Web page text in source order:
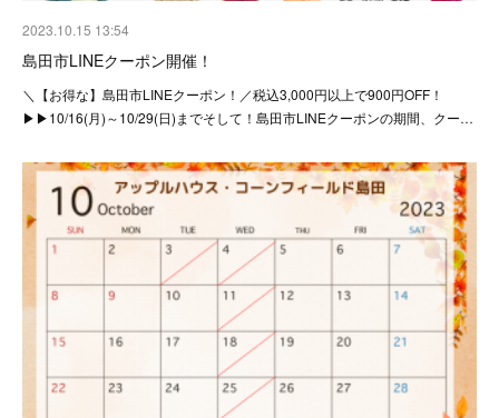
2023.10.15 13:54
島田市LINEクーポン開催！
＼【お得な】島田市LINEクーポン！／税込3,000円以上で900円OFF！
▶▶10/16(月)～10/29(日)までそして！島田市LINEクーポンの期間、クー…